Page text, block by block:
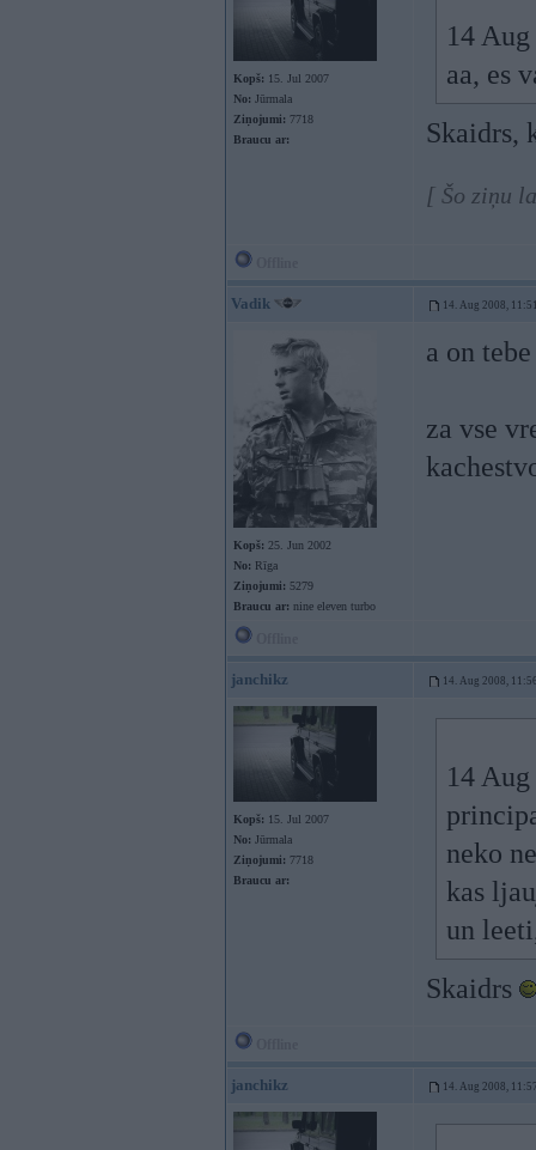
Kopš: 15. Jul 2007
No: Jūrmala
Ziņojumi: 7718
Braucu ar:
14
aa, es
Skaidrs,
[ Šo ziņu
Vadik 14. Aug 2008,
Kopš: 25. Jun 2002
No: Rīga
Ziņojumi: 5279
Braucu ar: nine eleven turbo
a on
za vse
janchikz 14. Aug 2008,
Kopš: 15. Jul 2007
No: Jūrmala
Ziņojumi: 7718
Braucu ar:
14
neko
kas
un
Skaidrs
janchikz 14. Aug 2008,